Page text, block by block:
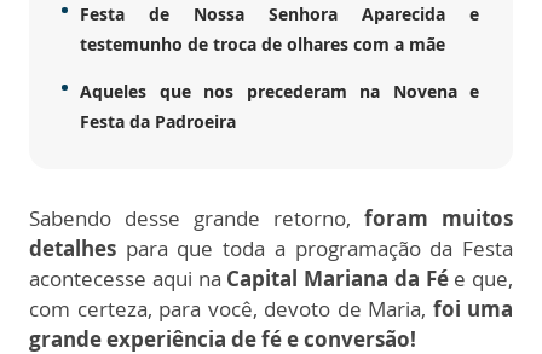
Festa de Nossa Senhora Aparecida e
testemunho de troca de olhares com a mãe
Aqueles que nos precederam na Novena e
Festa da Padroeira
Sabendo desse grande retorno, foram muitos
detalhes para que toda a programação da Festa
acontecesse aqui na Capital Mariana da Fée que,
com certeza, para você, devoto de Maria, foi uma
grande experiência de fé e conversão!